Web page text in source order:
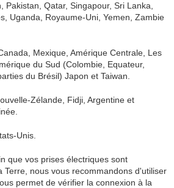
Pakistan, Qatar, Singapour, Sri Lanka,
Uganda, Royaume-Uni, Yemen, Zambie
Mexique, Amérique Centrale, Les
du Sud (Colombie, Equateur,
du Brésil) Japon et Taiwan.
Zélande, Fidji, Argentine et
Unis.
que vos prises électriques sont
Terre, nous vous recommandons d'utiliser
permet de vérifier la connexion à la